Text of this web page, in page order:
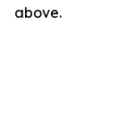
above.